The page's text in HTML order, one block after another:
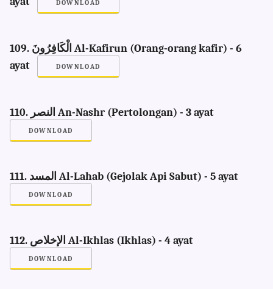
DOWNLOAD
109. الْكَافِرُونَ Al-Kafirun (Orang-orang kafir) - 6
ayat
DOWNLOAD
110. النصر An-Nashr (Pertolongan) - 3 ayat
DOWNLOAD
111. المسد Al-Lahab (Gejolak Api Sabut) - 5 ayat
DOWNLOAD
112. الإخلاص Al-Ikhlas (Ikhlas) - 4 ayat
DOWNLOAD